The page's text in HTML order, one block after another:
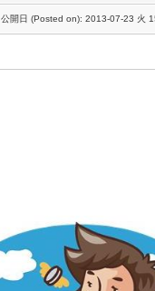
公開日 (Posted on): 2013-07-23 火